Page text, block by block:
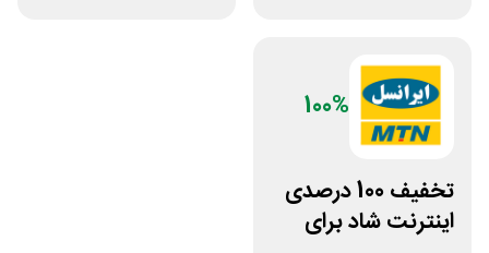
100%
تخفیف 100 درصدی
اینترنت شاد برای